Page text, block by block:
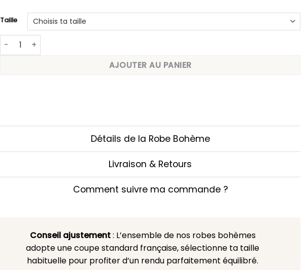
Taille
quantité de Robe Bohème Léopard Longue Kaki
AJOUTER AU PANIER
Détails de la Robe Bohème
Livraison & Retours
Comment suivre ma commande ?
Conseil ajustement: L’ensemble de nos robes bohèmes
adopte une coupe standard française, sélectionne ta taille
habituelle pour profiter d’un rendu parfaitement équilibré.